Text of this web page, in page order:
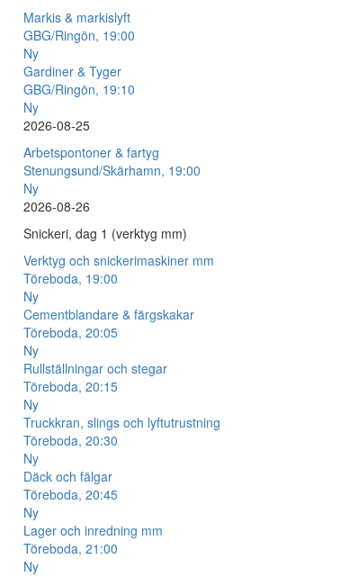
Markis & markislyft
GBG/Ringön, 19:00
Ny
Gardiner & Tyger
GBG/Ringön, 19:10
Ny
2026-08-25
Arbetspontoner & fartyg
Stenungsund/Skärhamn, 19:00
Ny
2026-08-26
Snickeri, dag 1 (verktyg mm)
Verktyg och snickerimaskiner mm
Töreboda, 19:00
Ny
Cementblandare & färgskakar
Töreboda, 20:05
Ny
Rullställningar och stegar
Töreboda, 20:15
Ny
Truckkran, slings och lyftutrustning
Töreboda, 20:30
Ny
Däck och fälgar
Töreboda, 20:45
Ny
Lager och inredning mm
Töreboda, 21:00
Ny